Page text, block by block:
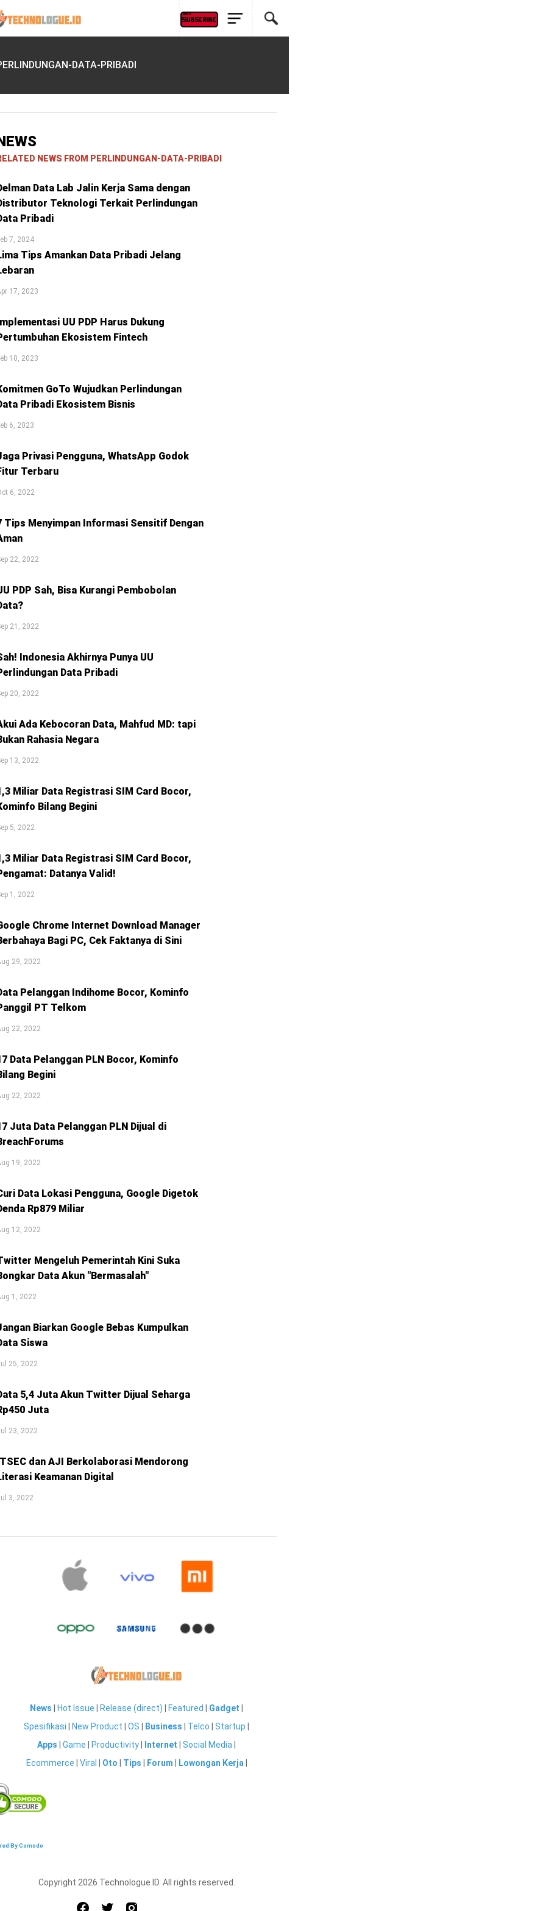
DATA-PRIBADI
NEWS FROM PERLINDUNGAN-DATA-PRIBADI
Data Lab Jalin Kerja Sama dengan
Teknologi Terkait Perlindungan
Pribadi
7, 2024
Tips Amankan Data Pribadi Jelang
17, 2023
UU PDP Harus Dukung
Ekosistem Fintech
10, 2023
GoTo Wujudkan Perlindungan
Pribadi Ekosistem Bisnis
6, 2023
Privasi Pengguna, WhatsApp Godok
Terbaru
6, 2022
Tips Menyimpan Informasi Sensitif Dengan
22, 2022
PDP Sah, Bisa Kurangi Pembobolan
21, 2022
Indonesia Akhirnya Punya UU
Data Pribadi
20, 2022
Ada Kebocoran Data, Mahfud MD: tapi
Rahasia Negara
13, 2022
Miliar Data Registrasi SIM Card Bocor,
Bilang Begini
5, 2022
Miliar Data Registrasi SIM Card Bocor,
Datanya Valid!
1, 2022
Chrome Internet Download Manager
Bagi PC, Cek Faktanya di Sini
29, 2022
Pelanggan Indihome Bocor, Kominfo
PT Telkom
22, 2022
Data Pelanggan PLN Bocor, Kominfo
Begini
22, 2022
Juta Data Pelanggan PLN Dijual di
19, 2022
Data Lokasi Pengguna, Google Digetok
Rp879 Miliar
12, 2022
Mengeluh Pemerintah Kini Suka
Data Akun "Bermasalah"
1, 2022
Biarkan Google Bebas Kumpulkan
Siswa
25, 2022
5,4 Juta Akun Twitter Dijual Seharga
Juta
23, 2022
dan AJI Berkolaborasi Mendorong
Keamanan Digital
3, 2022
News Hot Issue Release (direct) Featured Gadget
Spesifikasi
New Product OS Business Telco Startup
Apps
Game Productivity Internet Social Media
Ecommerce
Viral Oto Tips Forum Lowongan Kerja
By Comodo
Copyright 2026 Technologue ID. All rights reserved.